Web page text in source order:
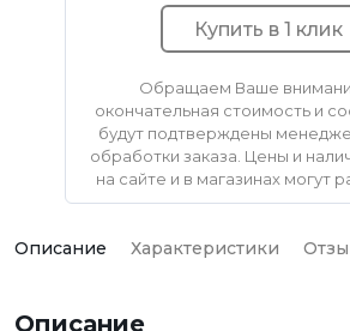
Купить в 1 клик
Обращаем Ваше
окончательная стоимость и
будут подтверждены
обработки заказа. Цены и
на сайте и в магазинах могут
Описание Характеристики
Описание